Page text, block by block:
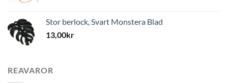
Stor berlock, Svart Monstera Blad
13,00kr
REAVAROR